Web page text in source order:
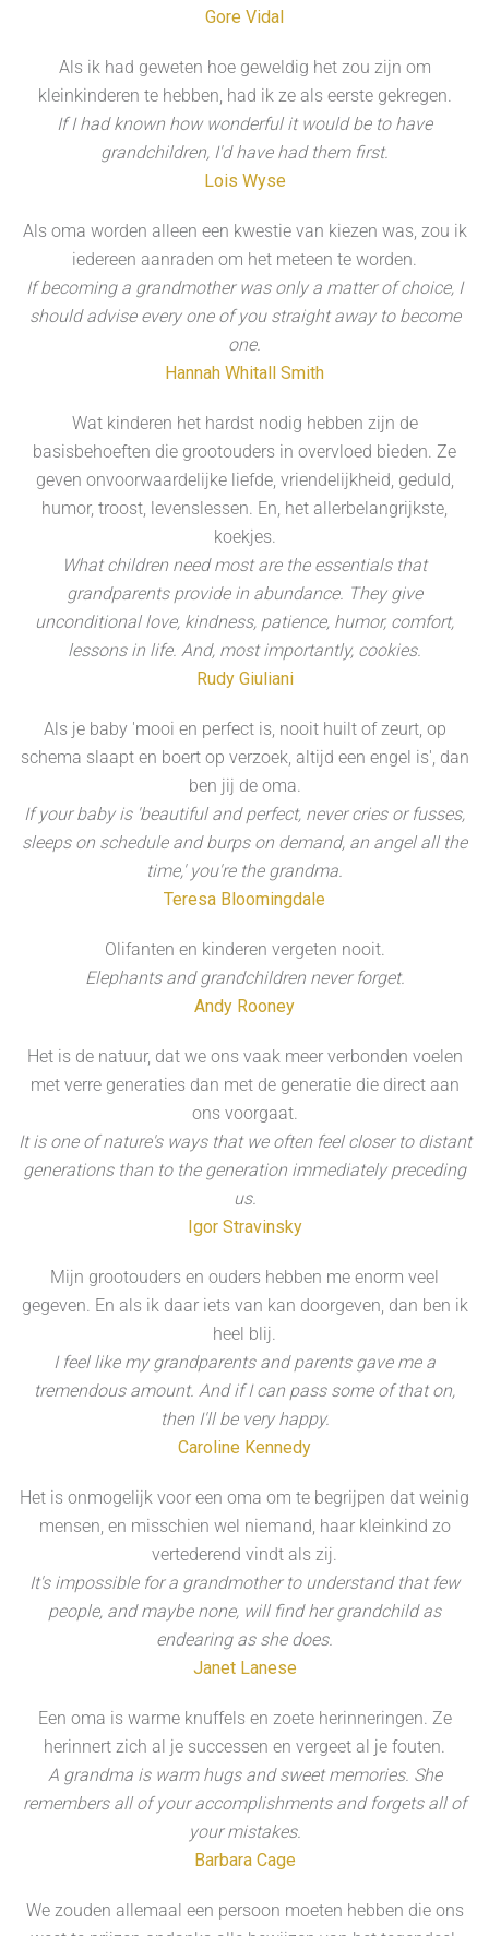
Gore Vidal
Als ik had geweten hoe geweldig het zou zijn om
kleinkinderen te hebben, had ik ze als eerste gekregen.
If I had known how wonderful it would be to have
grandchildren, I'd have had them first.
Lois Wyse
Als oma worden alleen een kwestie van kiezen was, zou ik
iedereen aanraden om het meteen te worden.
If becoming a grandmother was only a matter of choice, I
should advise every one of you straight away to become
one.
Hannah Whitall Smith
Wat kinderen het hardst nodig hebben zijn de
basisbehoeften die grootouders in overvloed bieden. Ze
geven onvoorwaardelijke liefde, vriendelijkheid, geduld,
humor, troost, levenslessen. En, het allerbelangrijkste,
koekjes.
What children need most are the essentials that
grandparents provide in abundance. They give
unconditional love, kindness, patience, humor, comfort,
lessons in life. And, most importantly, cookies.
Rudy Giuliani
Als je baby 'mooi en perfect is, nooit huilt of zeurt, op
schema slaapt en boert op verzoek, altijd een engel is', dan
ben jij de oma.
If your baby is 'beautiful and perfect, never cries or fusses,
sleeps on schedule and burps on demand, an angel all the
time,' you're the grandma.
Teresa Bloomingdale
Olifanten en kinderen vergeten nooit.
Elephants and grandchildren never forget.
Andy Rooney
Het is de natuur, dat we ons vaak meer verbonden voelen
met verre generaties dan met de generatie die direct aan
ons voorgaat.
It is one of nature's ways that we often feel closer to distant
generations than to the generation immediately preceding
us.
Igor Stravinsky
Mijn grootouders en ouders hebben me enorm veel
gegeven. En als ik daar iets van kan doorgeven, dan ben ik
heel blij.
I feel like my grandparents and parents gave me a
tremendous amount. And if I can pass some of that on,
then I'll be very happy.
Caroline Kennedy
Het is onmogelijk voor een oma om te begrijpen dat weinig
mensen, en misschien wel niemand, haar kleinkind zo
vertederend vindt als zij.
It's impossible for a grandmother to understand that few
people, and maybe none, will find her grandchild as
endearing as she does.
Janet Lanese
Een oma is warme knuffels en zoete herinneringen. Ze
herinnert zich al je successen en vergeet al je fouten.
A grandma is warm hugs and sweet memories. She
remembers all of your accomplishments and forgets all of
your mistakes.
Barbara Cage
We zouden allemaal een persoon moeten hebben die ons